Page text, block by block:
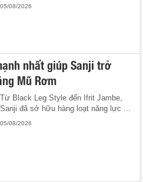
05/08/2026
nhất giúp Sanji trở
Mũ Rơm
Từ Black Leg Style đến Ifrit Jambe,
Sanji đã sở hữu hàng loạt năng lực ...
05/08/2026